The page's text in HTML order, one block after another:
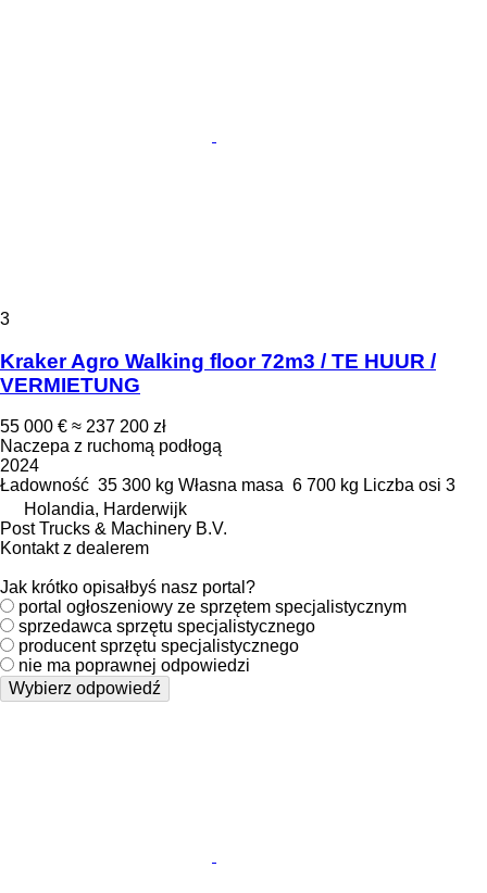
3
Kraker Agro Walking floor 72m3 / TE HUUR /
VERMIETUNG
55 000 € ≈ 237 200 zł
Naczepa z ruchomą podłogą
2024
Ładowność 35 300 kg Własna masa 6 700 kg Liczba osi 3
Holandia, Harderwijk
Post Trucks & Machinery B.V.
Kontakt z dealerem
Jak krótko opisałbyś nasz portal?
portal ogłoszeniowy ze sprzętem specjalistycznym
sprzedawca sprzętu specjalistycznego
producent sprzętu specjalistycznego
nie ma poprawnej odpowiedzi
Wybierz odpowiedź